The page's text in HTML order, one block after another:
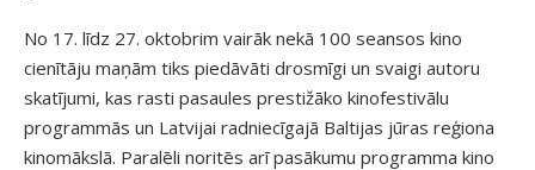
No 17. līdz 27. oktobrim vairāk nekā 100 seansos kino
cienītāju maņām tiks piedāvāti drosmīgi un svaigi autoru
skatījumi, kas rasti pasaules prestižāko kinofestivālu
programmās un Latvijai radniecīgajā Baltijas jūras reģiona
kinomākslā. Paralēli noritēs arī pasākumu programma kino